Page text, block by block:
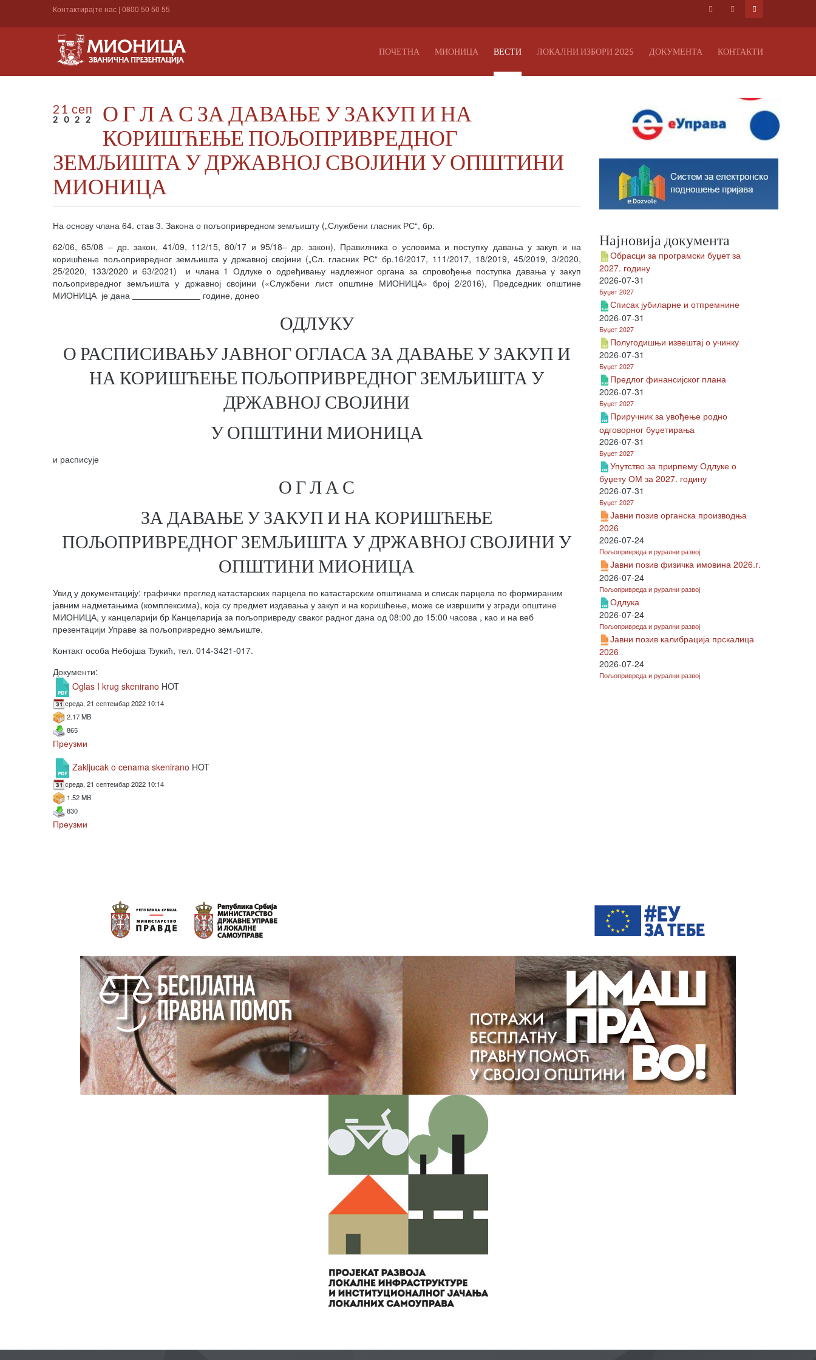
Контактирајте нас | 0800 50 50 55
ПОЧЕТНА МИОНИЦА ВЕСТИ ЛОКАЛНИ ИЗБОРИ 2025 ДОКУМЕНТА КОНТАКТИ
21 сеп
2022
О Г Л А С ЗА ДАВАЊЕ У ЗАКУП И НА
КОРИШЋЕЊЕ ПОЉОПРИВРЕДНОГ
ЗЕМЉИШТА У ДРЖАВНОЈ СВОЈИНИ У ОПШТИНИ
МИОНИЦА
На основу члана 64. став 3. Закона о пољопривредном земљишту („Службени гласник РС“, бр.
62/06, 65/08 – др. закон, 41/09, 112/15, 80/17 и 95/18– др. закон), Правилника о условима и поступку давања у закуп и на
коришћење пољопривредног земљишта у државној својини („Сл. гласник РС“ бр.16/2017, 111/2017, 18/2019, 45/2019, 3/2020,
25/2020, 133/2020 и 63/2021) и члана 1 Одлуке о одређивању надлежног органа за спровођење поступка давања у закуп
пољопривредног земљишта у државној својини («Службени лист општине МИОНИЦА» број 2/2016), Председник општине
МИОНИЦА је дана
године, донео
ОДЛУКУ
О РАСПИСИВАЊУ ЈАВНОГ ОГЛАСА ЗА ДАВАЊЕ У ЗАКУП И
НА КОРИШЋЕЊЕ ПОЉОПРИВРЕДНОГ ЗЕМЉИШТА У
ДРЖАВНОЈ СВОЈИНИ
У ОПШТИНИ МИОНИЦА
и расписује
О Г Л А С
ЗА ДАВАЊЕ У ЗАКУП И НА КОРИШЋЕЊЕ
ПОЉОПРИВРЕДНОГ ЗЕМЉИШТА У ДРЖАВНОЈ СВОЈИНИ У
ОПШТИНИ МИОНИЦА
Увид у документацију: графички преглед катастарских парцела по катастарским општинама и списак парцела по формираним
јавним надметањима (комплексима), која су предмет издавања у закуп и на коришћење, може се извршити у згради општине
МИОНИЦА, у канцеларији бр Канцеларија за пољопривреду сваког радног дана од 08:00 до 15:00 часова , као и на веб
презентацији Управе за пољопривредно земљиште.
Контакт особа Небојша Ђукић, тел. 014-3421-017.
Документи:
Oglas I krug skenirano HOT
среда, 21 септембар 2022 10:14
2.17 MB
865
Преузми
Zakljucak o cenama skenirano HOT
среда, 21 септембар 2022 10:14
1.52 MB
830
Преузми
Најновија документа
Обрасци за програмски буџет за
2027. годину
2026-07-31
Буџет 2027
Списак јубиларне и отпремнине
2026-07-31
Буџет 2027
Полугодишњи извештај о учинку
2026-07-31
Буџет 2027
Предлог финансијског плана
2026-07-31
Буџет 2027
Приручник за увођење родно
одговорног буџетирања
2026-07-31
Буџет 2027
Упутство за прирпему Одлуке о
буџету ОМ за 2027. годину
2026-07-31
Буџет 2027
Јавни позив органска производња
2026
2026-07-24
Пољопривреда и рурални развој
Јавни позив физичка имовина 2026.г.
2026-07-24
Пољопривреда и рурални развој
Одлука
2026-07-24
Пољопривреда и рурални развој
Јавни позив калибрација прскалица
2026
2026-07-24
Пољопривреда и рурални развој